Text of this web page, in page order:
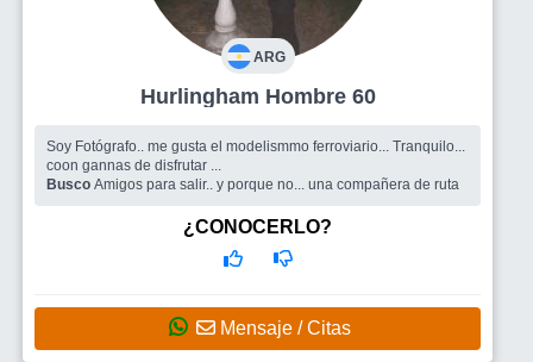
ARG
Hurlingham Hombre 60
Soy Fotógrafo.. me gusta el modelismmo ferroviario... Tranquilo...
coon gannas de disfrutar ...
Busco Amigos para salir.. y porque no... una compañera de ruta
¿CONOCERLO?
Mensaje / Citas